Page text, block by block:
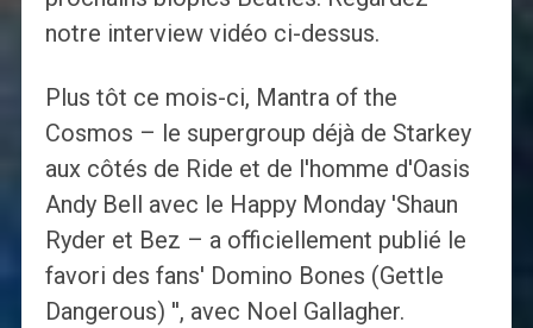
notre interview vidéo ci-dessus.
Plus tôt ce mois-ci, Mantra of the
Cosmos – le supergroup déjà de Starkey
aux côtés de Ride et de l'homme d'Oasis
Andy Bell avec le Happy Monday 'Shaun
Ryder et Bez – a officiellement publié le
favori des fans' Domino Bones (Gettle
Dangerous) '', avec Noel Gallagher.